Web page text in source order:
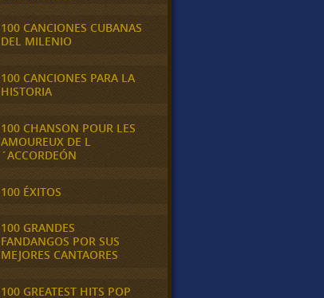
100 CANCIONES CUBANAS
DEL MILENIO
100 CANCIONES PARA LA
HISTORIA
100 CHANSON POUR LES
AMOUREUX DE L
´ACCORDEÓN
100 ÉXITOS
100 GRANDES
FANDANGOS POR SUS
MEJORES CANTAORES
100 GREATEST HITS POP